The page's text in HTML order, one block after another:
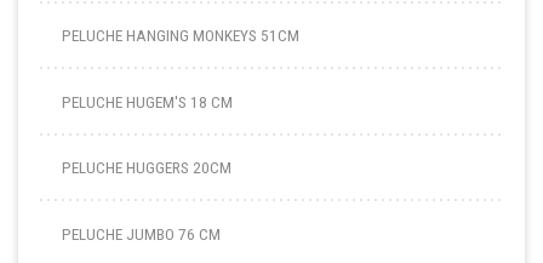
PELUCHE HANGING MONKEYS 51CM
PELUCHE HUGEM'S 18 CM
PELUCHE HUGGERS 20CM
PELUCHE JUMBO 76 CM